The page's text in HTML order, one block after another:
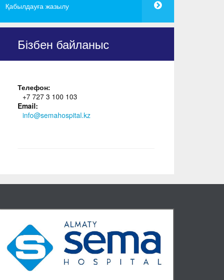
Қабылдауға жазылу
Бізбен байланыс
Телефон:
+7 727 3 100 103
Email:
info@semahospital.kz